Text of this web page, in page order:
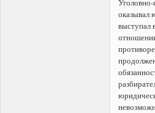
оказывал
выступал